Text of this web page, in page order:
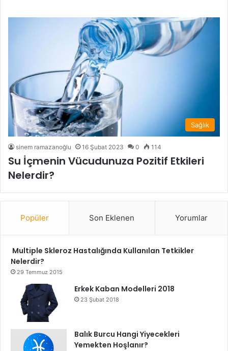
Sağlık
sinem ramazanoğlu 16 Şubat 2023 0 114
Su İçmenin Vücudunuza Pozitif Etkileri
Nelerdir?
Popüler Son Eklenen Yorumlar
Multiple Skleroz Hastalığında Kullanılan Tetkikler
Nelerdir?
29 Temmuz 2015
Erkek Kaban Modelleri 2018
23 Şubat 2018
Balık Burcu Hangi Yiyecekleri
Yemekten Hoşlanır?